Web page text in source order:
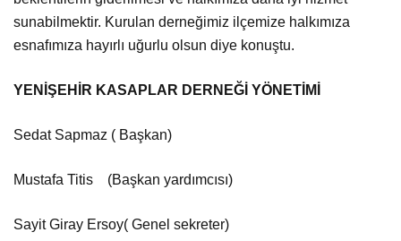
sunabilmektir. Kurulan derneğimiz ilçemize halkımıza
esnafımıza hayırlı uğurlu olsun diye konuştu.
YENİŞEHİR KASAPLAR DERNEĞİ YÖNETİMİ
Sedat Sapmaz ( Başkan)
Mustafa Titis (Başkan yardımcısı)
Sayit Giray Ersoy( Genel sekreter)